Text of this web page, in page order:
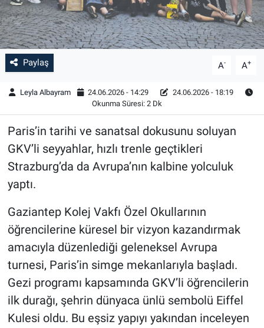
Paylaş A- A+
Leyla Albayram 24.06.2026 - 14:29
24.06.2026 - 18:19
Okunma Süresi: 2 Dk
Paris’in tarihi ve sanatsal dokusunu soluyan
GKV’li seyyahlar, hızlı trenle geçtikleri
Strazburg’da da Avrupa’nın kalbine yolculuk
yaptı.
Gaziantep Kolej Vakfı Özel Okullarının
öğrencilerine küresel bir vizyon kazandırmak
amacıyla düzenlediği geleneksel Avrupa
turnesi, Paris’in simge mekanlarıyla başladı.
Gezi programı kapsamında GKV’li öğrencilerin
ilk durağı, şehrin dünyaca ünlü sembolü Eiffel
Kulesi oldu. Bu eşsiz yapıyı yakından inceleyen